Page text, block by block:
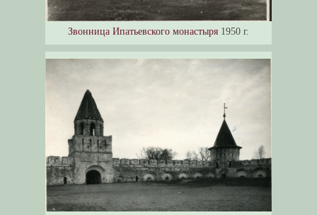
Звонница Ипатьевского монастыря 1950 г.